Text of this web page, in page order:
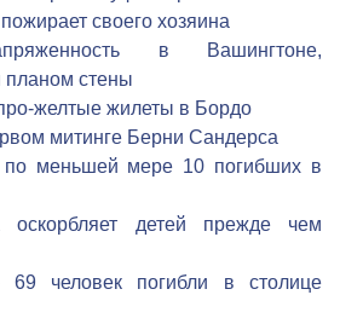
своего хозяина
в Вашингтоне,
стены
желтые жилеты в Бордо
митинге Берни Сандерса
меньшей мере 10 погибших в
оскорбляет детей прежде чем
человек погибли в столице